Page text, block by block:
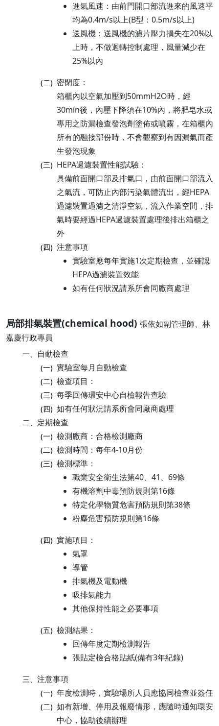
進氣風速：由前門開口部流進來的風速平
均為0.4m/s以上(B型：0.5m/s以上)
送風機：送風機的濾片壓力損失在20%以
上時，不做迴轉控制處理，風量減少在
25%以內
(二) 密閉度：
箱櫃內以空氣加壓到50mmH2O時，經
30min後，內壓下降須在10%內，將肥皂水或
專用之防漏檢查發泡劑塗佈或噴霧，在箱櫃內
所有的融接部份時，不會觀察到有因漏氣而產
生發泡現象
(三) HEPA過濾裝置性能試驗：
具備前面開口部及排氣口，由前面開口部流入
之氣流，可防止內部污染氣體流出，經HEPA
過濾裝置過濾之清淨空氣，流入作業空間，排
氣時要經過HEPA過濾裝置處理後排出箱櫃之
外
(四) 注意事項
實驗室應每年實施1次定期檢查，並確認
HEPA過濾裝置效能
如有任何狀況請系所會同廠商處理
局部排氣裝置(chemical hood) 張依如副管理師、林
嘉慶行政專員
一、 自動檢查
(一) 實驗室每月自動檢查
(二) 檢查項目：
(三) 每季回傳環安中心自檢報告查驗
(四) 如有任何狀況請系所會同廠商處理
二、 定期檢查
(一) 檢測廠商：合格檢測廠商
(二) 檢測時間：每年4-10月份
(三) 檢測標準：
職業安全衛生法第40、41、69條
有機溶劑中毒預防規則第16條
特定化學物質危害預防規則第38條
粉塵危害預防規則第16條
(四) 實施項目：
氣罩
導管
排氣機及電動機
吸排氣能力
其他保持性能之必要事項
(五) 檢測結果：
回傳年度定期檢測報告
張貼定檢合格貼紙(備有3年紀錄)
三、 注意事項
(一) 年度檢測時，實驗場所人員應協同檢查並簽任
(二) 如有新增、停用及報廢情形，應隨時通知環安
中心，協助後續辦理